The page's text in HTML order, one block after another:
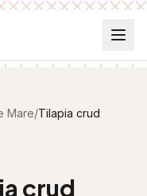
Mare/Tilapia crud
crud